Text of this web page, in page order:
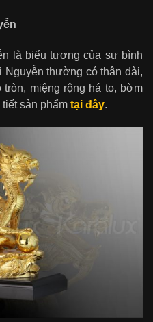
là biểu tượng của sự bình
thường có thân dài,
miệng rộng há to, bờm
sản phẩm tại đây.